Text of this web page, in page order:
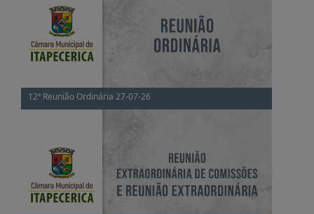
12ª Reunião Ordinária 27-07-26